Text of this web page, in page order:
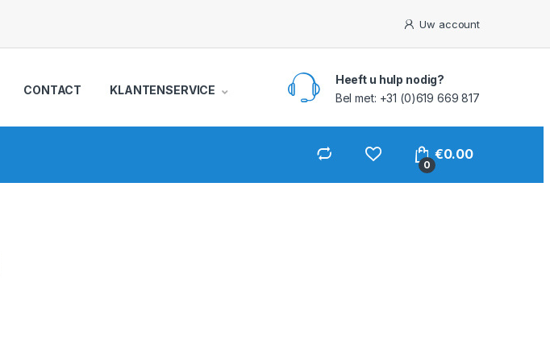
Uw account
CONTACT KLANTENSERVICE
Heeft u hulp nodig?
Bel met: +31 (0)619 669 817
0
€0.00